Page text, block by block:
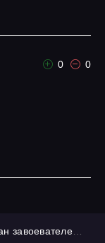
0 0
завоевателей